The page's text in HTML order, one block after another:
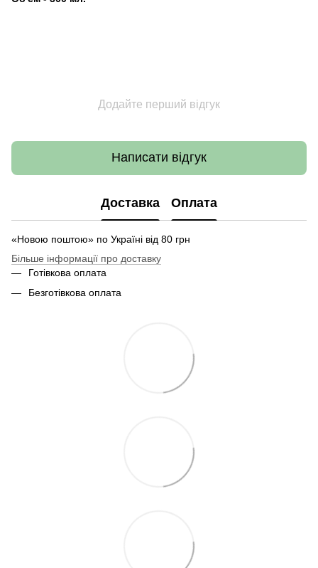
Додайте перший відгук
Написати відгук
Доставка Оплата
«Новою поштою» по Україні від 80 грн
Більше інформації про доставку
Готівкова оплата
Безготівкова оплата